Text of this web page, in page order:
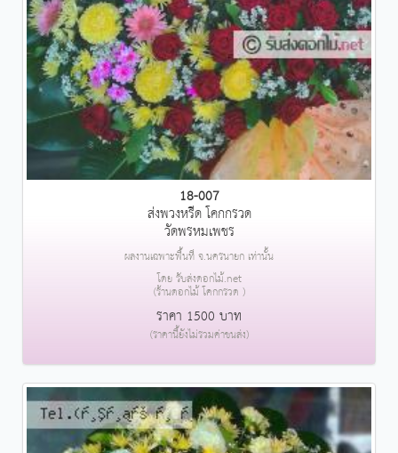
18-007
ส่งพวงหรีด โคกกรวด
วัดพรหมเพชร
ผลงานเฉพาะพื้นที่ จ.นครนายก เท่านั้น
โดย รับส่งดอกไม้.net
(ร้านดอกไม้ โคกกรวด )
ราคา 1500 บาท
(ราคานี้ยังไม่รวมค่าขนส่ง)